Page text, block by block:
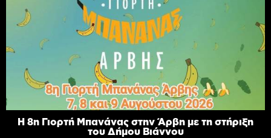
Η 8η Γιορτή Μπανάνας στην Άρβη με τη στήριξη
του Δήμου Βιάννου